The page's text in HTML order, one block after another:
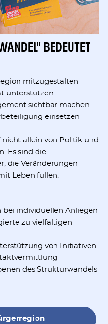
BEDEUTET
mitzugestalten
unterstützen
sichtbar machen
einsetzen
allein von Politik und
Es sind die
die Veränderungen
Leben füllen.
bei individuellen Anliegen
zu vielfältigen
von Initiativen
des Strukturwandels